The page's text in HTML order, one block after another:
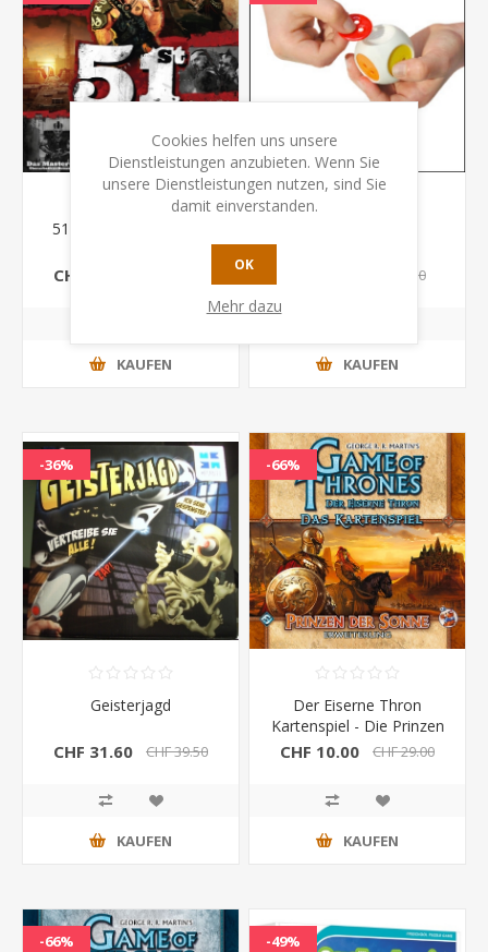
51st State: Master Set
CHF 30.00
KAUFEN
CHF 5.00
KAUFEN
-36%
Geisterjagd
CHF 31.60 CHF 39.50
KAUFEN
-66%
Der Eiserne Thron
Kartenspiel - Die Prinzen
der Sonne
CHF 10.00 CHF 29.00
KAUFEN
-66% -49%
Cookies helfen uns unsere
Dienstleistungen anzubieten. Wenn Sie
unsere Dienstleistungen nutzen, sind Sie
damit einverstanden.
OK
Mehr dazu